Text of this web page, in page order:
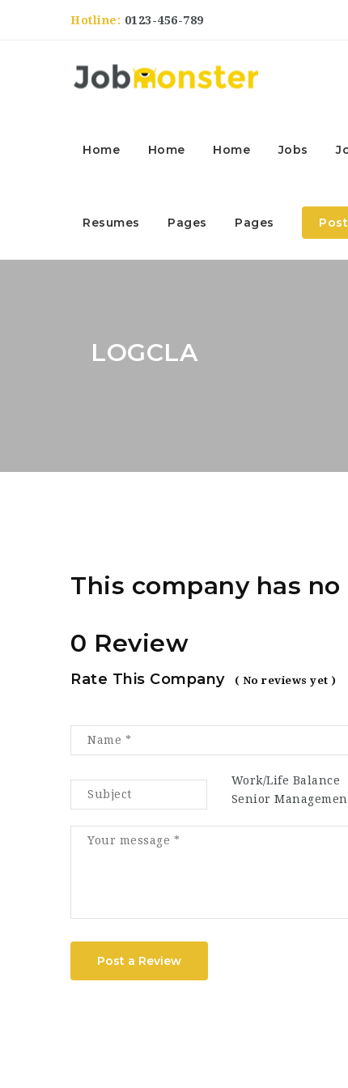
Hotline: 0123-456-789
Home Home Home Jobs
Resumes Pages Pages
LOGCLA
This company has
0 Review
Rate This Company ( No reviews yet )
Work/Life Balance
Senior
Post a Review